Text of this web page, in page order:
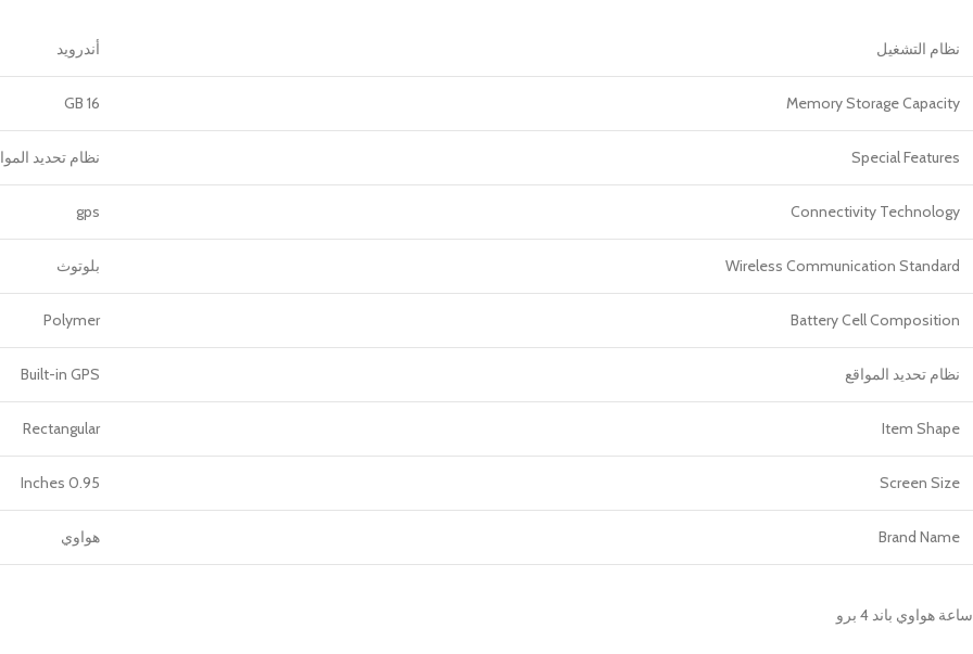
نظام التشغيل أندرويد
Memory Storage Capacity
16 GB
Special Features نظام تحديد
Connectivity Technology
gps
Wireless Communication Standard بلوتوث
Battery Cell Composition
Polymer
نظام تحديد المواقع Built-in GPS
Item Shape
Rectangular
Screen Size
0.95 Inches
Brand Name هواوي
ساعة هواوي باند 4 برو